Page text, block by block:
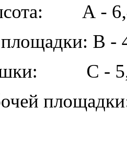
А -
В -
С -